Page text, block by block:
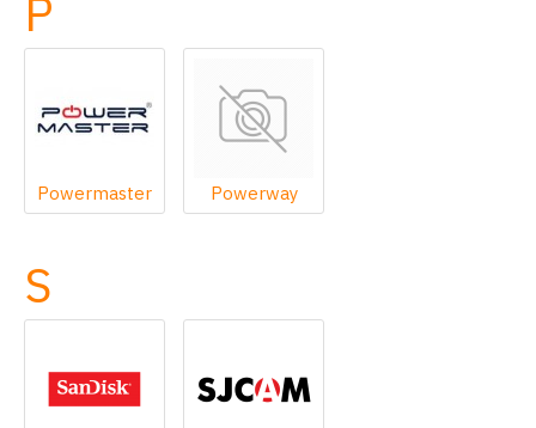
P
Powermaster Powerway
S